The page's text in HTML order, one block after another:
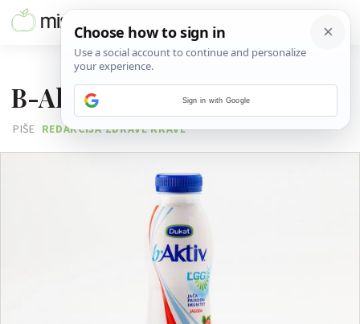
B-Aktiv LGG jagoda
PIŠE REDAKCIJA ZDRAVE KRAVE
Sign in with Google